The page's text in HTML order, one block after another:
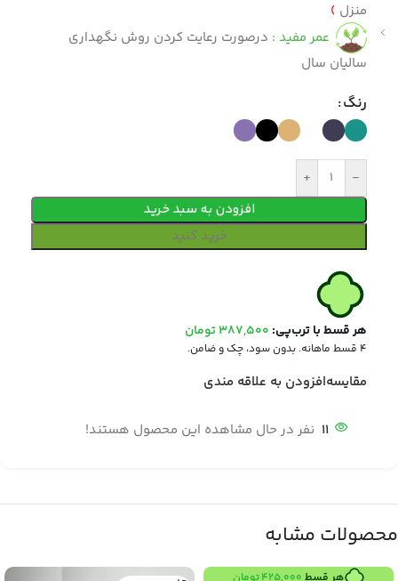
منزل )
عمر مفید : درصورت رعایت کردن روش نگهداری
سالیان سال
رنگ
-
+
افزودن به سبد خرید
خرید کنید
هر قسط با ترب‌پی: 387,500تومان
۴ قسط ماهانه. بدون سود، چک و ضامن.
مقایسهافزودن به علاقه مندی
11 نفر در حال مشاهده این محصول هستند!
محصولات مشابه